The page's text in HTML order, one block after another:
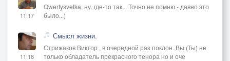
11:17
Qwertysvetka, ну, где-то так... Точно не помню - давно это
было...)
11:16
Смысл жизни.
Стрижаков Виктор , в очередной раз поклон. Вы (Ты) не
только обладатель прекрасного тенора но и оче